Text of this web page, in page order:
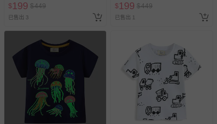
$199 $449
已售出 3
$199 $449
已售出 1